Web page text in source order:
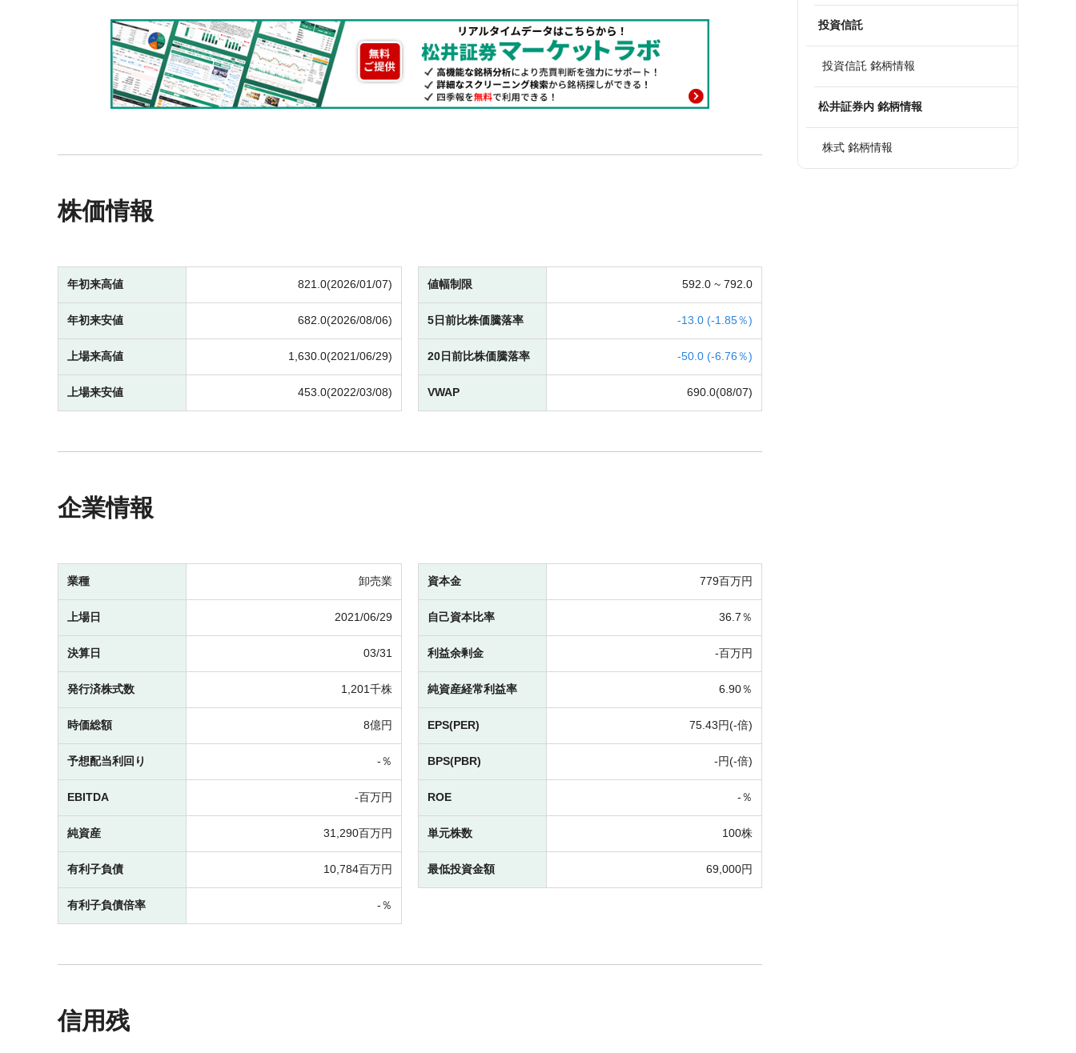
株価情報
年初来高値 821.0(2026/01/07)
年初来安値 682.0(2026/08/06)
上場来高値 1,630.0(2021/06/29)
上場来安値 453.0(2022/03/08)
値幅制限 592.0 ~ 792.0
5日前比株価騰落率 -13.0 (-1.85％)
20日前比株価騰落率 -50.0 (-6.76％)
VWAP 690.0(08/07)
企業情報
業種 卸売業
上場日 2021/06/29
決算日 03/31
発行済株式数 1,201千株
時価総額 8億円
予想配当利回り -％
EBITDA -百万円
純資産 31,290百万円
有利子負債 10,784百万円
有利子負債倍率 -％
資本金 779百万円
自己資本比率 36.7％
利益余剰金 -百万円
純資産経常利益率 6.90％
EPS(PER) 75.43円(-倍)
BPS(PBR) -円(-倍)
ROE -％
単元株数 100株
最低投資金額 69,000円
信用残
投資信託
投資信託 銘柄情報
松井証券内 銘柄情報
株式 銘柄情報